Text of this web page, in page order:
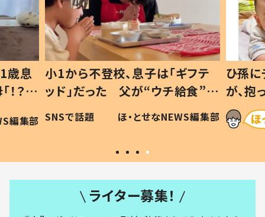
歳息
？」
編集部
小1から不登校、息子は「ギフテ
ッド」だった 父が“ウチ給食”を
作り続ける理由とは #令和の親
#令和の子
SNSで話題 ほ・とせなNEWS編集部
ひ孫
が、
「涙が
い」
ライター募集！